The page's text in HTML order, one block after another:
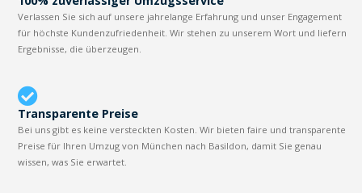
Verlassen Sie sich auf unsere jahrelange Erfahrung und unser Engagement
für höchste Kundenzufriedenheit. Wir stehen zu unserem Wort und liefern
Ergebnisse, die überzeugen.
Transparente Preise
Bei uns gibt es keine versteckten Kosten. Wir bieten faire und transparente
Preise für Ihren Umzug von München nach Basildon, damit Sie genau
wissen, was Sie erwartet.